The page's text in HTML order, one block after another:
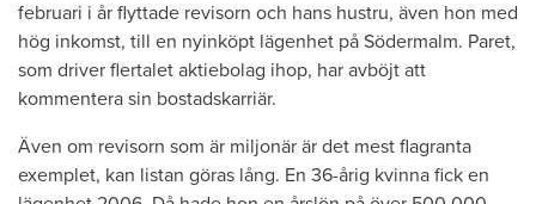
februari i år flyttade revisorn och hans hustru, även hon med
hög inkomst, till en nyinköpt lägenhet på Södermalm. Paret,
som driver flertalet aktiebolag ihop, har avböjt att
kommentera sin bostadskarriär.
Även om revisorn som är miljonär är det mest flagranta
exemplet, kan listan göras lång. En 36-årig kvinna fick en